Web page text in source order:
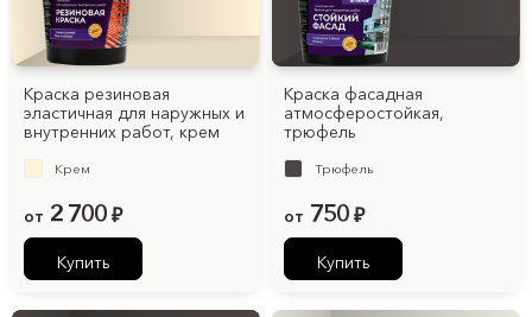
Краска резиновая
эластичная для наружных и
внутренних работ, крем
Крем
от 2 700 ₽
Купить
Краска фасадная
атмосферостойкая,
трюфель
Трюфель
от 750 ₽
Купить